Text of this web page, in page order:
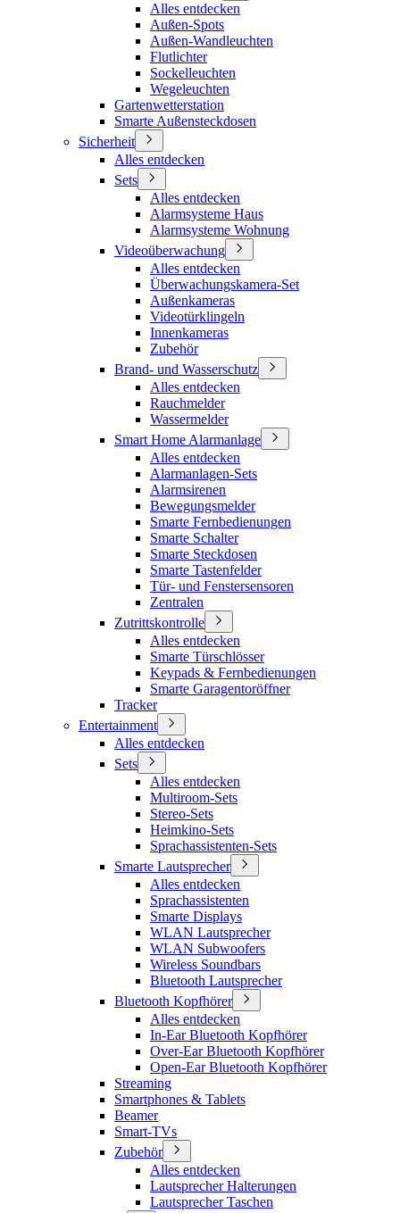
Alles entdecken
Außen-Spots
Außen-Wandleuchten
Flutlichter
Sockelleuchten
Wegeleuchten
Gartenwetterstation
Smarte Außensteckdosen
Sicherheit
Alles entdecken
Sets
Alles entdecken
Alarmsysteme Haus
Alarmsysteme Wohnung
Videoüberwachung
Alles entdecken
Überwachungskamera-Set
Außenkameras
Videotürklingeln
Innenkameras
Zubehör
Brand- und Wasserschutz
Alles entdecken
Rauchmelder
Wassermelder
Smart Home Alarmanlage
Alles entdecken
Alarmanlagen-Sets
Alarmsirenen
Bewegungsmelder
Smarte Fernbedienungen
Smarte Schalter
Smarte Steckdosen
Smarte Tastenfelder
Tür- und Fenstersensoren
Zentralen
Zutrittskontrolle
Alles entdecken
Smarte Türschlösser
Keypads & Fernbedienungen
Smarte Garagentoröffner
Tracker
Entertainment
Alles entdecken
Sets
Alles entdecken
Multiroom-Sets
Stereo-Sets
Heimkino-Sets
Sprachassistenten-Sets
Smarte Lautsprecher
Alles entdecken
Sprachassistenten
Smarte Displays
WLAN Lautsprecher
WLAN Subwoofers
Wireless Soundbars
Bluetooth Lautsprecher
Bluetooth Kopfhörer
Alles entdecken
In-Ear Bluetooth Kopfhörer
Over-Ear Bluetooth Kopfhörer
Open-Ear Bluetooth Kopfhörer
Streaming
Smartphones & Tablets
Beamer
Smart-TVs
Zubehör
Alles entdecken
Lautsprecher Halterungen
Lautsprecher Taschen